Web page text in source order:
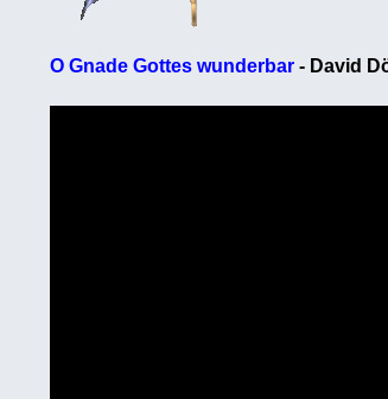
O Gnade Gottes wunderbar - David